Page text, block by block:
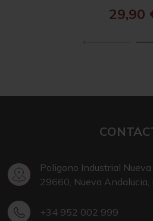
29,90
Poligono Industrial
29660, Nueva Andalucia,
+34 952 002 999